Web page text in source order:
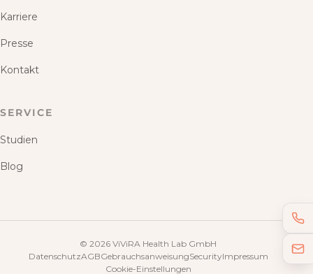
Karriere
Presse
Kontakt
SERVICE
Studien
Blog
© 2026 ViViRA Health Lab GmbH
DatenschutzAGBGebrauchsanweisungSecurityImpressum
Cookie-Einstellungen